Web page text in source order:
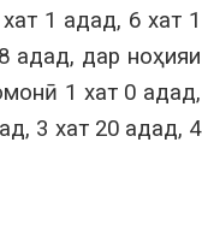
1 адад, 6 хат 1
адад, дар ноҳияи
1 хат 0 адад,
3 хат 20 адад, 4